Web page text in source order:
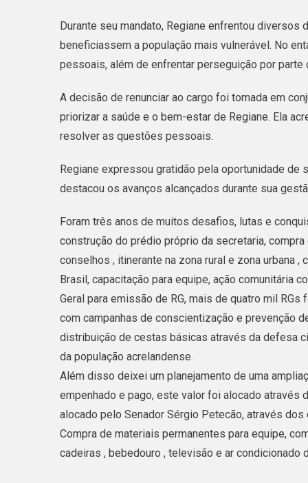
Durante seu mandato, Regiane enfrentou
beneficiassem a população mais vulnerável. No
pessoais, além de enfrentar perseguição por parte
A decisão de renunciar ao cargo foi tomada em
priorizar a saúde e o bem-estar de Regiane. Ela
resolver as questões pessoais.
Regiane expressou gratidão pela oportunidade
destacou os avanços alcançados durante sua
Foram três anos de muitos desafios, lutas e
construção do prédio próprio da secretaria,
conselhos , itinerante na zona rural e zona urbana
Brasil, capacitação para equipe, ação comunitária
Geral para emissão de RG, mais de quatro mil
com campanhas de conscientização e prevenção
distribuição de cestas básicas através da defesa
da população acrelandense.
Além disso deixei um planejamento de uma
empenhado e pago, este valor foi alocado através
alocado pelo Senador Sérgio Petecão, através
Compra de materiais permanentes para equipe,
cadeiras , bebedouro , televisão e ar condicionado